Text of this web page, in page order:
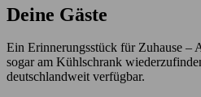
Deine Gäste
Ein Erinnerungsstück für Zuhause –
sogar am Kühlschrank
deutschlandweit verfügbar.